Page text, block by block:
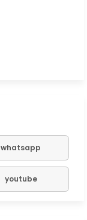
whatsapp
youtube